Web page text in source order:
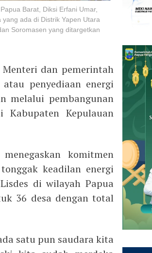
Barat, Diksi Erfani Umar,
ada di Distrik Yapen Utara
Soromasen yang ditargetkan
dan pemerintah
penyediaan energi
melalui pembangunan
Kepulauan
komitmen
keadilan energi
di wilayah Papua
36 desa dengan total
satu pun saudara kita